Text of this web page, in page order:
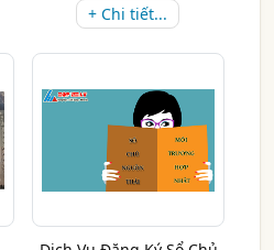
Ngầm
+ Chi tiết...